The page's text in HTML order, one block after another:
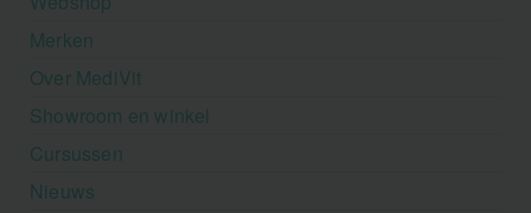
Merken
Over MediVit
Showroom en winkel
Cursussen
Nieuws